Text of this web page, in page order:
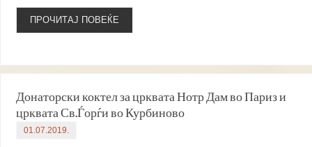
ПРОЧИТАЈ ПОВЕЌЕ
Донаторски коктел за црквата Нотр Дам во Париз и
црквата Св.Ѓорѓи во Курбиново
01.07.2019.